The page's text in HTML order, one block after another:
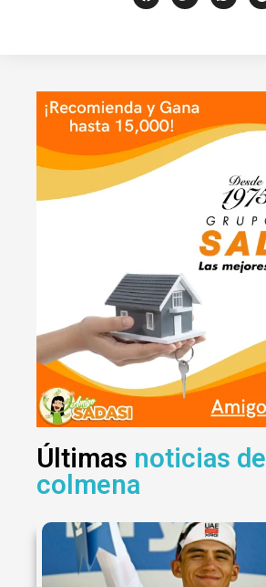
Últimas noticias
colmena